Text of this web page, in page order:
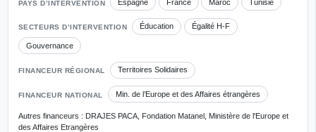
PAYS D’INTERVENTION Espagne France Maroc Tunisie
SECTEURS D’INTERVENTION Éducation Égalité H-F
Gouvernance
FINANCEUR RÉGIONAL Territoires Solidaires
FINANCEUR NATIONAL Min. de l’Europe et des Affaires étrangères
Autres financeurs : DRAJES PACA, Fondation Matanel, Ministère de l'Europe et
des Affaires Etrangères